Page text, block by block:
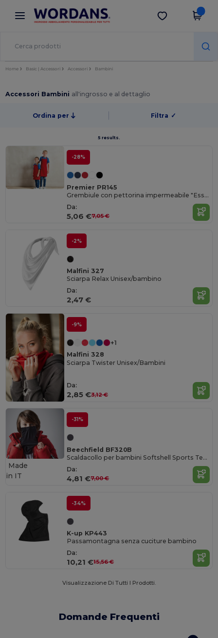
× App Wordans
Prezzi migliori sull'app!
Scarica app
Home Basic | Accessori Accessori Bambini
Accessori Bambini all'ingrosso e al dettaglio
Ordina per Filtra ✓
5 results.
-28%
Premier PR145
Grembiule con pettorina impermeabile "Essential"
Da:
5,06 €7,05 €
-2%
Malfini 327
Sciarpa Relax Unisex/bambino
Da:
2,47 €
-9%
+1
Malfini 328
Sciarpa Twister Unisex/Bambini
Da:
2,85 €3,12 €
-31%
Beechfield BF320B
Scaldacollo per bambini Softshell Sports Tech
Da:
4,81 €7,00 €
Made
in IT
-34%
K-up KP443
Passamontagna senza cuciture bambino
Da:
10,21 €15,56 €
Visualizzazione Di Tutti I Prodotti.
Domande Frequenti